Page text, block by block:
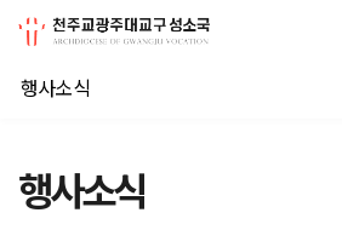
행사소식
행사소식